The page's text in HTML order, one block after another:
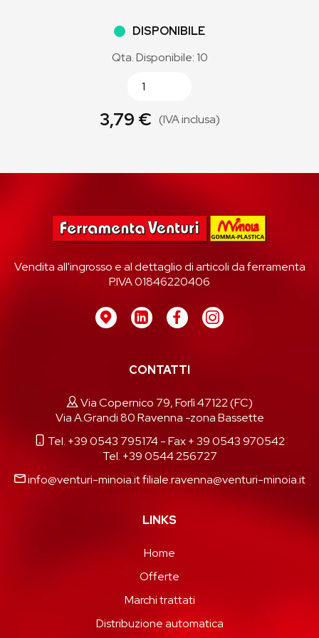
DISPONIBILE
Qta. Disponibile: 10
3,79 € (IVA inclusa)
Vendita all'ingrosso e al dettaglio di articoli da ferramenta
P.IVA 01846220406
CONTATTI
Via Copernico 79, Forlì 47122 (FC)
Via A.Grandi 80 Ravenna -zona Bassette
Tel. +39 0543 795174- Fax + 39 0543 970542
Tel. +39 0544 256727
info@venturi-minoia.itfiliale.ravenna@venturi-minoia.it
LINKS
Home
Offerte
Marchi trattati
Distribuzione automatica